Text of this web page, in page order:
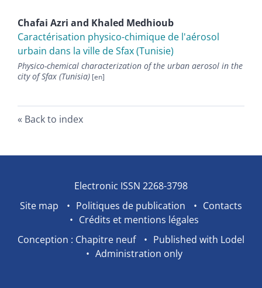
Chafai Azri and Khaled Medhioub
Caractérisation physico-chimique de l'aérosol
urbain dans la ville de Sfax (Tunisie)
Physico-chemical characterization of the urban aerosol in the
city of Sfax (Tunisia)
Back to index
Electronic ISSN 2268-3798
Site map
Politiques de publication
Contacts
Crédits et mentions légales
Conception : Chapitre neuf
Published with Lodel
Administration only